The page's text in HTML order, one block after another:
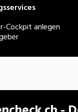
Cockpit anlegen